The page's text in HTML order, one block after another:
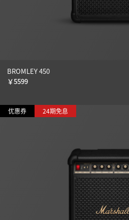
BROMLEY 450
￥5599
优惠券 24期免息